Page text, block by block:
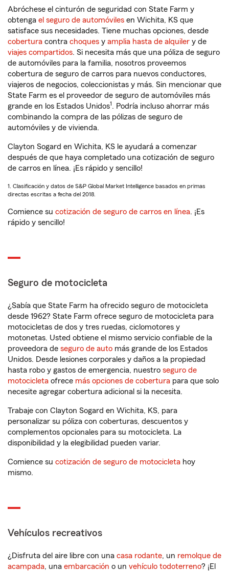
Abróchese el cinturón de seguridad con State Farm y
obtenga el seguro de automóviles en Wichita, KS que
satisface sus necesidades. Tiene muchas opciones, desde
cobertura contra choques y amplia hasta de alquiler y de
viajes compartidos. Si necesita más que una póliza de seguro
de automóviles para la familia, nosotros proveemos
cobertura de seguro de carros para nuevos conductores,
viajeros de negocios, coleccionistas y más. Sin mencionar que
State Farm es el proveedor de seguro de automóviles más
grande en los Estados Unidos1. Podría incluso ahorrar más
combinando la compra de las pólizas de seguro de
automóviles y de vivienda.
Clayton Sogard en Wichita, KS le ayudará a comenzar
después de que haya completado una cotización de seguro
de carros en línea. ¡Es rápido y sencillo!
1. Clasificación y datos de S&P Global Market Intelligence basados en primas
directas escritas a fecha del 2018.
Comience su cotización de seguro de carros en línea. ¡Es
rápido y sencillo!
Seguro de motocicleta
¿Sabía que State Farm ha ofrecido seguro de motocicleta
desde 1962? State Farm ofrece seguro de motocicleta para
motocicletas de dos y tres ruedas, ciclomotores y
motonetas. Usted obtiene el mismo servicio confiable de la
proveedora de seguro de auto más grande de los Estados
Unidos. Desde lesiones corporales y daños a la propiedad
hasta robo y gastos de emergencia, nuestro seguro de
motocicleta ofrece más opciones de cobertura para que solo
necesite agregar cobertura adicional si la necesita.
Trabaje con Clayton Sogard en Wichita, KS, para
personalizar su póliza con coberturas, descuentos y
complementos opcionales para su motocicleta. La
disponibilidad y la elegibilidad pueden variar.
Comience su cotización de seguro de motocicleta hoy
mismo.
Vehículos recreativos
¿Disfruta del aire libre con una casa rodante, un remolque de
acampada, una embarcación o un vehículo todoterreno? ¡El